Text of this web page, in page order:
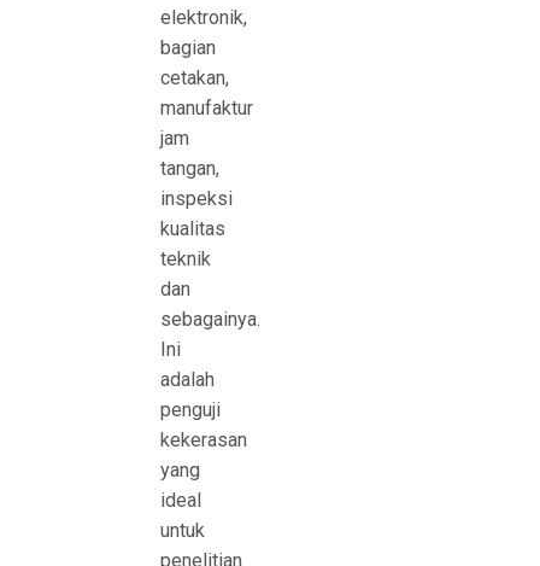
elektronik,
bagian
cetakan,
manufaktur
jam
tangan,
inspeksi
kualitas
teknik
dan
sebagainya.
Ini
adalah
penguji
kekerasan
yang
ideal
untuk
penelitian